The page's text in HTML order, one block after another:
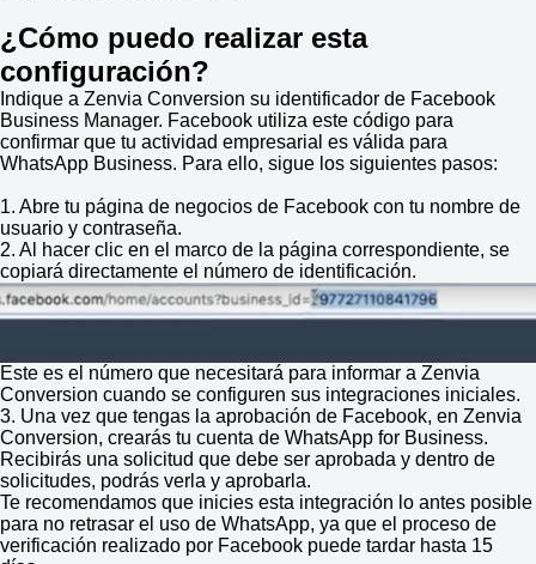
¿Cómo puedo realizar esta
configuración?
Indique a Zenvia Conversion su identificador de Facebook
Business Manager. Facebook utiliza este código para
confirmar que tu actividad empresarial es válida para
WhatsApp Business. Para ello, sigue los siguientes pasos:
1. Abre tu página de negocios de Facebook con tu nombre de
usuario y contraseña.
2. Al hacer clic en el marco de la página correspondiente, se
copiará directamente el número de identificación.
Este es el número que necesitará para informar a Zenvia
Conversion cuando se configuren sus integraciones iniciales.
3. Una vez que tengas la aprobación de Facebook, en Zenvia
Conversion, crearás tu cuenta de WhatsApp for Business.
Recibirás una solicitud que debe ser aprobada y dentro de
solicitudes, podrás verla y aprobarla.
Te recomendamos que inicies esta integración lo antes posible
para no retrasar el uso de WhatsApp, ya que el proceso de
verificación realizado por Facebook puede tardar hasta 15